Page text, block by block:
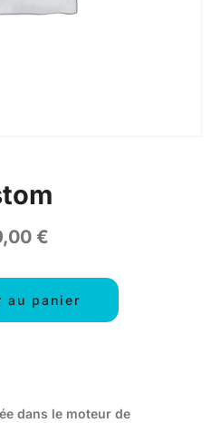
€
au panier
dans le moteur de